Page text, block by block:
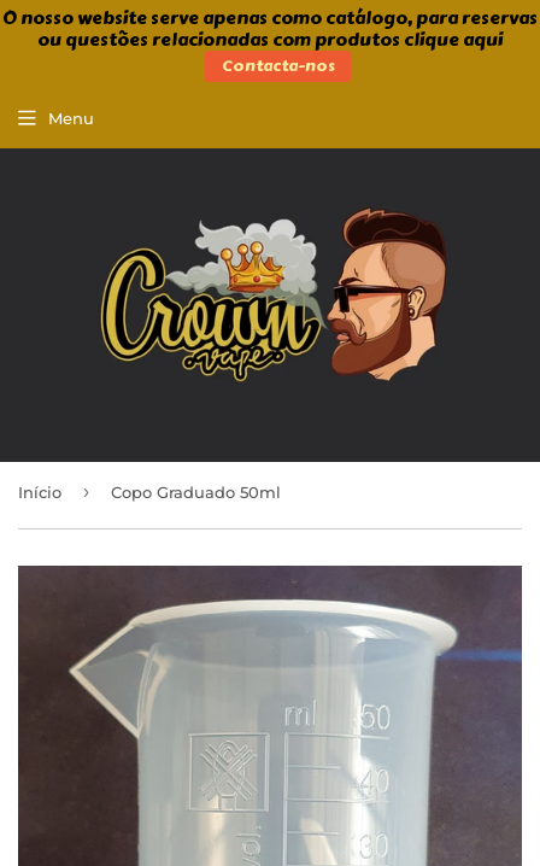
O nosso website serve apenas como catálogo, para reservas
ou questões relacionadas com produtos clique aqui
Contacta-nos
Menu
Início › Copo Graduado 50ml